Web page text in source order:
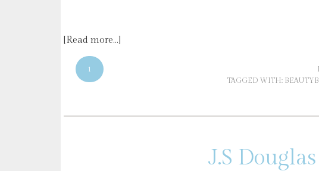
[Read more…]
1
TAGGED WITH:
J.S